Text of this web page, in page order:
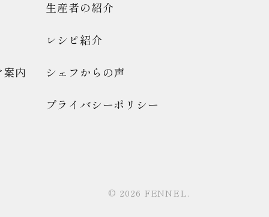
生産者の紹介
レシピ紹介
内 シェフからの声
プライバシーポリシー
© 2026 FENNEL.